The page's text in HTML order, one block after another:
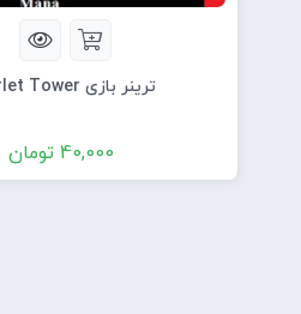
ترینر بازی Scarlet Tower
40,000 تومان